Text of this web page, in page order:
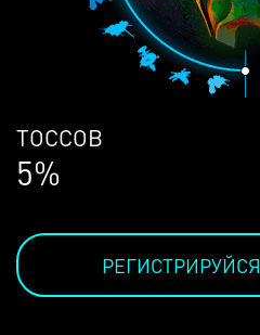
ЛЮДЕЙ
68%
РЕГИСТРИРУЙСЯ